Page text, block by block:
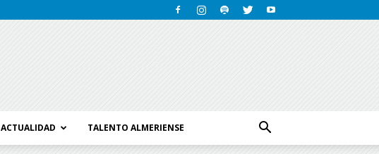
ACTUALIDAD TALENTO ALMERIENSE